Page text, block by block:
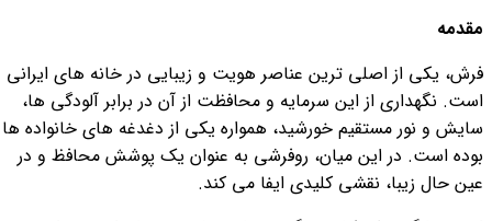
مقدمه
فرش، یکی از اصلی ترین عناصر هویت و زیبایی در خانه های ایرانی
است. نگهداری از این سرمایه و محافظت از آن در برابر آلودگی ها،
سایش و نور مستقیم خورشید، همواره یکی از دغدغه های خانواده ها
بوده است. در این میان، روفرشی به عنوان یک پوشش محافظ و در
عین حال زیبا، نقشی کلیدی ایفا می کند.